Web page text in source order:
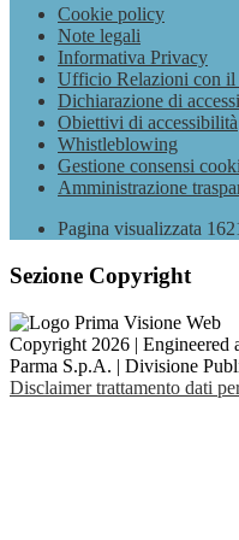
Cookie policy
Note legali
Informativa Privacy
Ufficio Relazioni con il
Dichiarazione di
Obiettivi di accessibilità
Whistleblowing
Gestione consensi
Amministrazione
Pagina visualizzata
Sezione Copyright
Copyright 2026 | Engineered
Parma S.p.A. | Divisione
Disclaimer trattamento dati